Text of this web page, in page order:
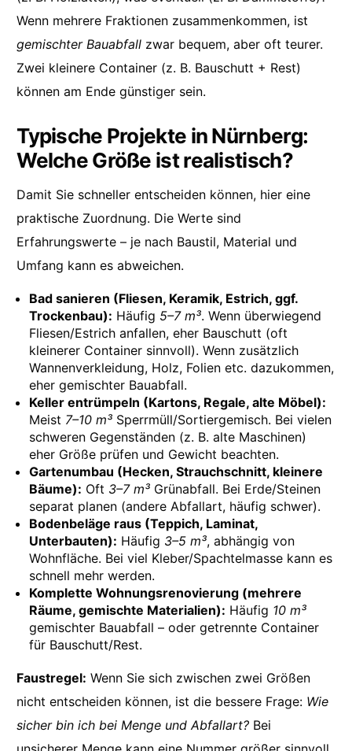
Wenn mehrere Fraktionen zusammenkommen, ist
gemischter Bauabfall zwar bequem, aber oft teurer.
Zwei kleinere Container (z. B. Bauschutt + Rest)
können am Ende günstiger sein.
Typische Projekte in Nürnberg:
Welche Größe ist realistisch?
Damit Sie schneller entscheiden können, hier eine
praktische Zuordnung. Die Werte sind
Erfahrungswerte – je nach Baustil, Material und
Umfang kann es abweichen.
Bad sanieren (Fliesen, Keramik, Estrich, ggf.
Trockenbau): Häufig 5–7 m³. Wenn überwiegend
Fliesen/Estrich anfallen, eher Bauschutt (oft
kleinerer Container sinnvoll). Wenn zusätzlich
Wannenverkleidung, Holz, Folien etc. dazukommen,
eher gemischter Bauabfall.
Keller entrümpeln (Kartons, Regale, alte Möbel):
Meist 7–10 m³ Sperrmüll/Sortiergemisch. Bei vielen
schweren Gegenständen (z. B. alte Maschinen)
eher Größe prüfen und Gewicht beachten.
Gartenumbau (Hecken, Strauchschnitt, kleinere
Bäume): Oft 3–7 m³ Grünabfall. Bei Erde/Steinen
separat planen (andere Abfallart, häufig schwer).
Bodenbeläge raus (Teppich, Laminat,
Unterbauten): Häufig 3–5 m³, abhängig von
Wohnfläche. Bei viel Kleber/Spachtelmasse kann es
schnell mehr werden.
Komplette Wohnungsrenovierung (mehrere
Räume, gemischte Materialien): Häufig 10 m³
gemischter Bauabfall – oder getrennte Container
für Bauschutt/Rest.
Faustregel: Wenn Sie sich zwischen zwei Größen
nicht entscheiden können, ist die bessere Frage: Wie
sicher bin ich bei Menge und Abfallart? Bei